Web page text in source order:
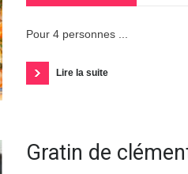
Pour 4 personnes ...
Lire la suite
Gratin de